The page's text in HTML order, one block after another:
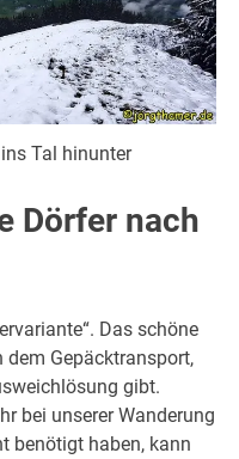
Tal hinunter
Dörfer nach
Das schöne
dem Gepäcktransport,
gibt.
bei unserer Wanderung
benötigt haben, kann